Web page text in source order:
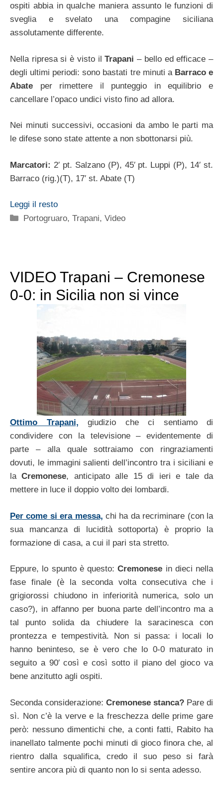
ospiti abbia in qualche maniera assunto le funzioni di
sveglia e svelato una compagine siciliana
assolutamente differente.
Nella ripresa si è visto ilTrapani – bello ed efficace –
degli ultimi periodi: sono bastati tre minuti a Barraco e
Abate per rimettere il punteggio in equilibrio e
cancellare l’opaco undici visto fino ad allora.
Nei minuti successivi, occasioni da ambo le parti ma
le difese sono state attente a non sbottonarsi più.
Marcatori: 2′ pt. Salzano (P), 45′ pt. Luppi (P), 14′ st.
Barraco (rig.)(T), 17′ st. Abate (T)
Leggi il resto
Categorie
Portogruaro,Trapani,Video
VIDEO Trapani – Cremonese
0-0: in Sicilia non si vince
Ottimo Trapani, giudizio che ci sentiamo di
condividere con la televisione – evidentemente di
parte – alla quale sottraiamo con ringraziamenti
dovuti, le immagini salienti dell’incontro tra i siciliani e
laCremonese, anticipato alle 15 di ieri e tale da
mettere in luce il doppio volto dei lombardi.
Per come si era messa, chi ha da recriminare (con la
sua mancanza di lucidità sottoporta) è proprio la
formazione di casa, a cui il pari sta stretto.
Eppure, lo spunto è questo:Cremonese in dieci nella
fase finale (è la seconda volta consecutiva che i
grigiorossi chiudono in inferiorità numerica, solo un
caso?), in affanno per buona parte dell’incontro ma a
tal punto solida da chiudere la saracinesca con
prontezza e tempestività. Non si passa: i locali lo
hanno beninteso, se è vero che lo 0-0 maturato in
seguito a 90′ così e così sotto il piano del gioco va
bene anzitutto agli ospiti.
Seconda considerazione: Cremonese stanca? Pare di
sì. Non c’è la verve e la freschezza delle prime gare
però: nessuno dimentichi che, a conti fatti, Rabito ha
inanellato talmente pochi minuti di gioco finora che, al
rientro dalla squalifica, credo il suo peso si farà
sentire ancora più di quanto non lo si senta adesso.